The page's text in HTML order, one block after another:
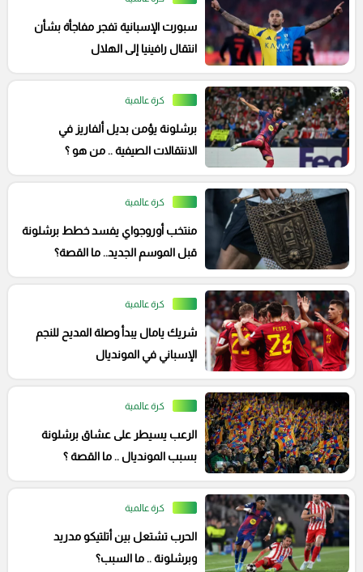
سبورت الإسبانية تفجر مفاجأة بشأن
انتقال رافينيا إلى الهلال
كرة عالمية
برشلونة يؤمن بديل ألفاريز في
الانتقالات الصيفية .. من هو ؟
كرة عالمية
منتخب أوروجواي يفسد خطط برشلونة
قبل الموسم الجديد.. ما القصة؟
كرة عالمية
شريك يامال يبدأ وصلة المديح للنجم
الإسباني في المونديال
كرة عالمية
الرعب يسيطر على عشاق برشلونة
بسبب المونديال .. ما القصة ؟
كرة عالمية
الحرب تشتعل بين أتلتيكو مدريد
وبرشلونة .. ما السبب؟